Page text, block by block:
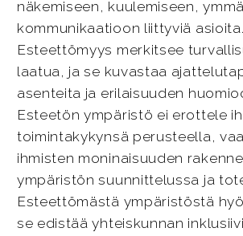
näkemiseen, kuulemiseen,
kommunikaatioon liittyviä asioita.
Esteettömyys merkitsee
laatua, ja se kuvastaa
asenteita ja erilaisuuden
Esteetön ympäristö ei erottele
toimintakykynsä perusteella,
ihmisten moninaisuuden
ympäristön suunnittelussa ja
Esteettömästä ympäristöstä
se edistää yhteiskunnan